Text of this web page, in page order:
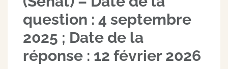
question : 4 septembre
2025 ; Date de la
réponse : 12 février 2026